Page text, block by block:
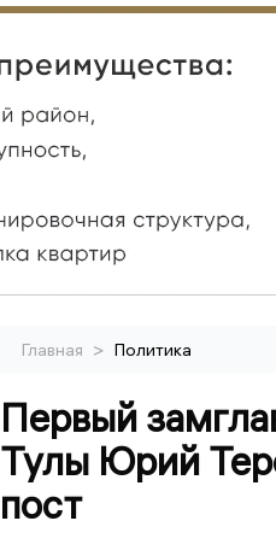
Главная > Политика
Первый
Тулы Юрий
пост